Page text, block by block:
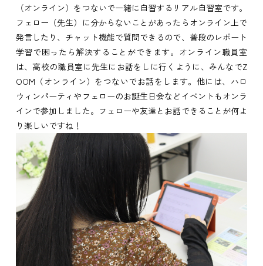
（オンライン）をつないで一緒に自習するリアル自習室です。
フェロー（先生）に分からないことがあったらオンライン上で
発言したり、チャット機能で質問できるので、普段のレポート
学習で困ったら解決することができます。オンライン職員室
は、高校の職員室に先生にお話をしに行くように、みんなでZ
OOM（オンライン）をつないでお話をします。他には、ハロ
ウィンパーティやフェローのお誕生日会などイベントもオンラ
インで参加しました。フェローや友達とお話できることが何よ
り楽しいですね！